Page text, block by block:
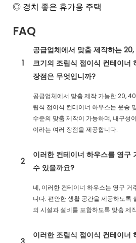
◎ 경치 좋은 휴가용 주택
FAQ
1
공급업체에서 맞춤 제작하는
크기의 조립식 접이식 컨테이너
장점은 무엇입니까?
공급업체에서 맞춤 제작 가능한 20,
립식 접이식 컨테이너 하우스는 운송
수준의 맞춤 제작이 가능하며, 내구성
이라는 여러 장점을 제공합니다.
2
이러한 컨테이너 하우스를 영구
수 있을까요?
네, 이러한 컨테이너 하우스는 영구 거
니다. 편안한 생활 공간을 제공하도록
의 시설과 설비를 포함하도록 맞춤 제
이러한 조립식 접이식 컨테이너